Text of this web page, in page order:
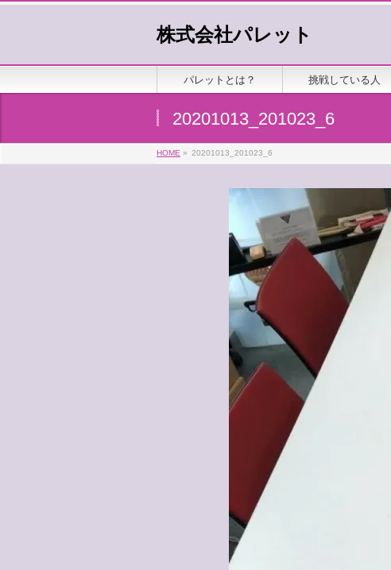
株式会社パレット
パレットとは？ 挑戦している人
20201013_201023_6
HOME » 20201013_201023_6